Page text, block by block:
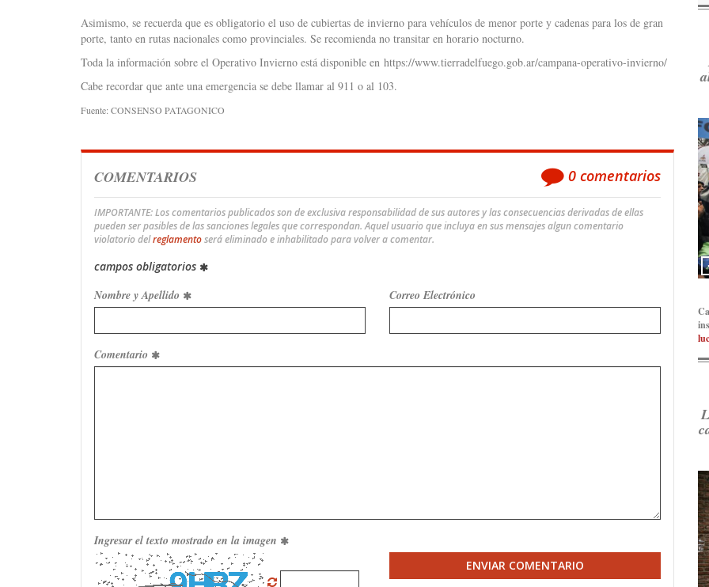
Asimismo, se recuerda que es obligatorio el uso de cubiertas de invierno para vehículos de menor porte y cadenas para los de gran
porte, tanto en rutas nacionales como provinciales. Se recomienda no transitar en horario nocturno.
Toda la información sobre el Operativo Invierno está disponible en https://www.tierradelfuego.gob.ar/campana-operativo-invierno/
Cabe recordar que ante una emergencia se debe llamar al 911 o al 103.
Fuente: CONSENSO PATAGONICO
COMENTARIOS 0 comentarios
IMPORTANTE: Los comentarios publicados son de exclusiva responsabilidad de sus autores y las consecuencias derivadas de ellas
pueden ser pasibles de las sanciones legales que correspondan. Aquel usuario que incluya en sus mensajes algun comentario
violatorio delreglamentoserá eliminado e inhabilitado para volver a comentar.
campos obligatorios
Nombre y Apellido Correo Electrónico
Comentario
Ingresar el texto mostrado en la imagen
ENVIAR COMENTARIO